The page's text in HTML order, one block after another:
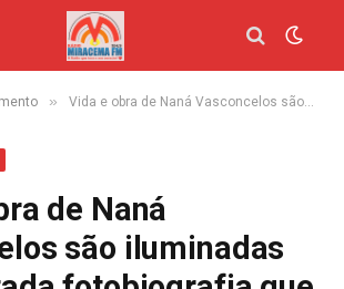
» Vida e obra de Naná Vasconcelos são iluminadas em alentada fotobiografia que refaz o percurso do percussionista
de Naná
são iluminadas